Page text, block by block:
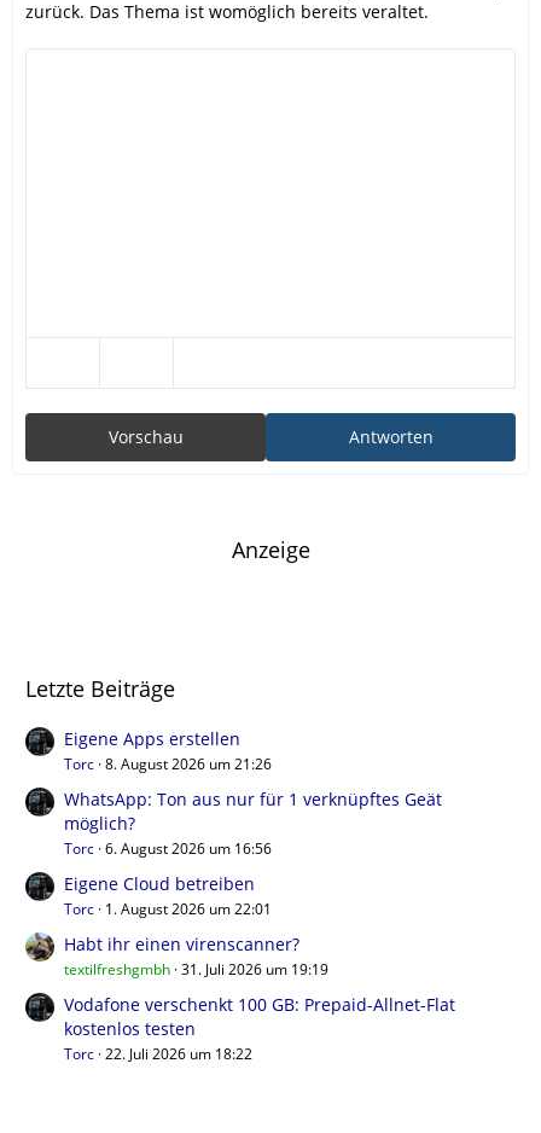
zurück. Das Thema ist womöglich bereits veraltet.
Antworten
Vorschau
Anzeige
Letzte Beiträge
Eigene Apps erstellen
Torc 8. August 2026 um 21:26
WhatsApp: Ton aus nur für 1 verknüpftes Geät
möglich?
Torc 6. August 2026 um 16:56
Eigene Cloud betreiben
Torc 1. August 2026 um 22:01
Habt ihr einen virenscanner?
textilfreshgmbh 31. Juli 2026 um 19:19
Vodafone verschenkt 100 GB: Prepaid-Allnet-Flat
kostenlos testen
Torc 22. Juli 2026 um 18:22